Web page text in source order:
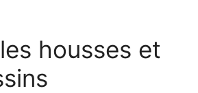
housses et